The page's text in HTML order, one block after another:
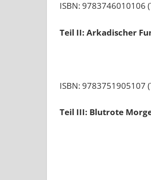
ISBN: 9783746010106
Teil II: Arkadischer
ISBN: 9783751905107
Teil III: Blutrote